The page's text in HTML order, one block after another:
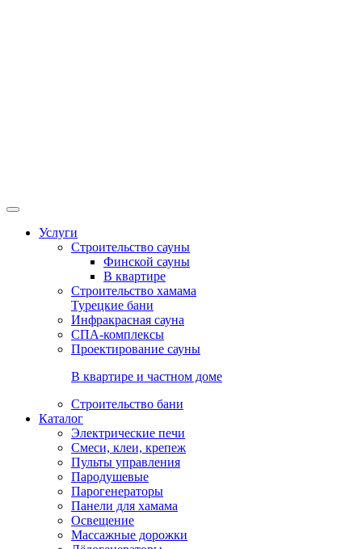
Услуги
Строительство сауны
Финской сауны
В квартире
Строительство хамама
Турецкие бани
Инфракрасная сауна
СПА-комплексы
Проектирование сауны
В квартире и частном доме
Строительство бани
Каталог
Электрические печи
Смеси, клеи, крепеж
Пульты управления
Пародушевые
Парогенераторы
Панели для хамама
Освещение
Массажные дорожки